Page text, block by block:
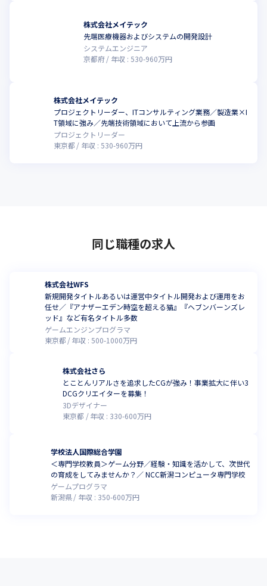
株式会社メイテック
先端医療機器およびシステムの開発設計
システムエンジニア
京都府
年収 : 530-960万円
株式会社メイテック
プロジェクトリーダー、ITコンサルティング業務／製造業×I
T領域に強み／先端技術領域において上流から参画
プロジェクトリーダー
東京都
年収 : 530-960万円
同じ職種の求人
株式会社WFS
新規開発タイトルあるいは運営中タイトル開発および運用をお
任せ／『アナザーエデン時空を超える猫』『ヘブンバーンズレ
ッド』など有名タイトル多数
ゲームエンジンプログラマ
東京都
年収 :500-1000万円
株式会社さら
とことんリアルさを追求したCGが強み！事業拡大に伴い3
DCGクリエイターを募集！
3Dデザイナー
東京都
年収 : 330-600万円
学校法人国際総合学園
＜専門学校教員＞ゲーム分野／経験・知識を活かして、次世代
の育成をしてみませんか？／ NCC新潟コンピュータ専門学校
ゲームプログラマ
新潟県
年収 : 350-600万円